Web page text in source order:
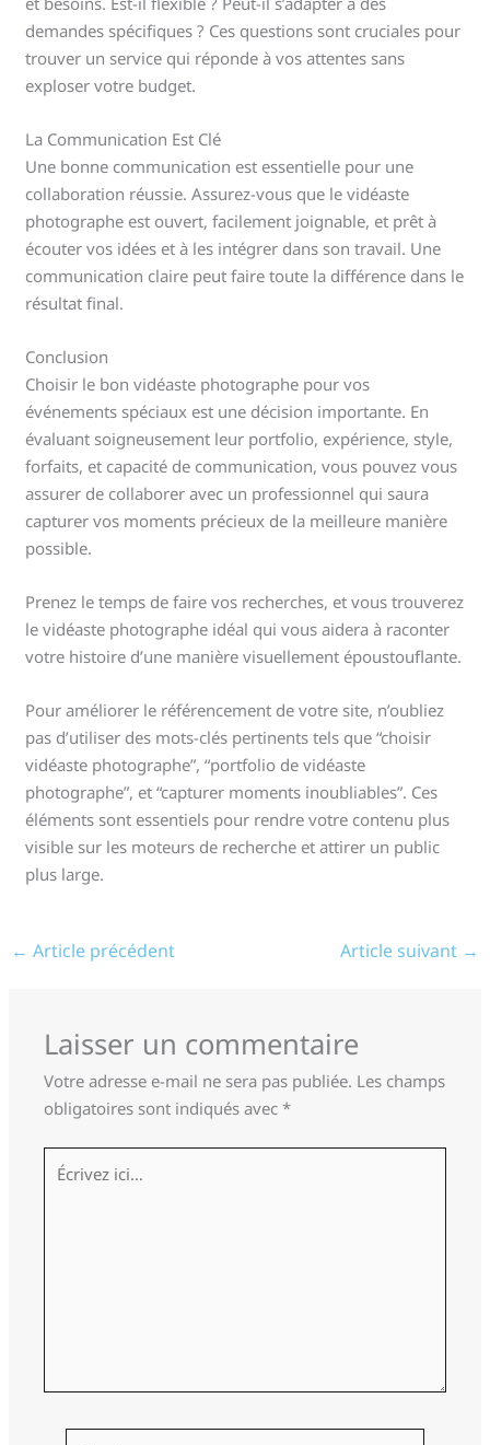
demandes spécifiques ? Ces questions sont cruciales pour
trouver un service qui réponde à vos attentes sans
exploser votre budget.
La Communication Est Clé
Une bonne communication est essentielle pour une
collaboration réussie. Assurez-vous que le vidéaste
photographe est ouvert, facilement joignable, et prêt à
écouter vos idées et à les intégrer dans son travail. Une
communication claire peut faire toute la différence dans le
résultat final.
Conclusion
Choisir le bon vidéaste photographe pour vos
événements spéciaux est une décision importante. En
évaluant soigneusement leur portfolio, expérience, style,
forfaits, et capacité de communication, vous pouvez vous
assurer de collaborer avec un professionnel qui saura
capturer vos moments précieux de la meilleure manière
possible.
Prenez le temps de faire vos recherches, et vous trouverez
le vidéaste photographe idéal qui vous aidera à raconter
votre histoire d’une manière visuellement époustouflante.
Pour améliorer le référencement de votre site, n’oubliez
pas d’utiliser des mots-clés pertinents tels que “choisir
vidéaste photographe”, “portfolio de vidéaste
photographe”, et “capturer moments inoubliables”. Ces
éléments sont essentiels pour rendre votre contenu plus
visible sur les moteurs de recherche et attirer un public
plus large.
← Article précédent Article suivant →
Laisser un commentaire
Votre adresse e-mail ne sera pas publiée. Les champs
obligatoires sont indiqués avec*
Écrivez
ici…